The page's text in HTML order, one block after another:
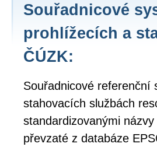
Souřadnicové
prohlížecích a
ČÚZK:
Souřadnicové referenční
stahovacích službách
standardizovanými
převzaté z databáze